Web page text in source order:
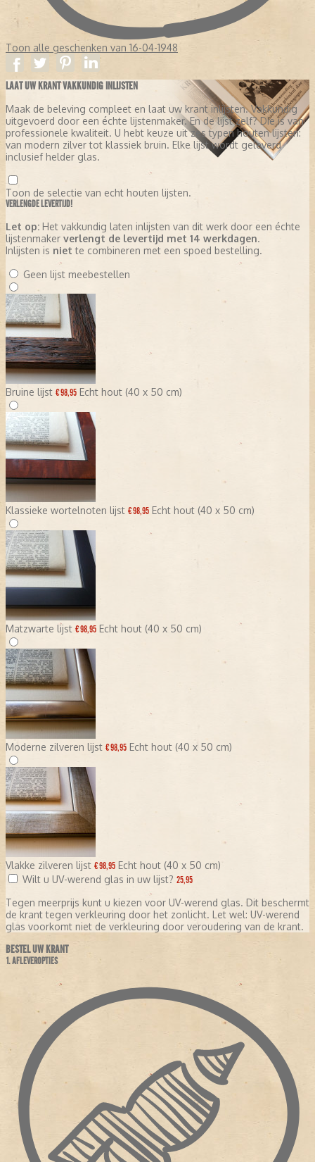
Toon alle geschenken van 16-04-1948
LAAT UW KRANT VAKKUNDIG INLIJSTEN
Maak de beleving compleet en laat uw krant inlijsten. Vakkundig
uitgevoerd door een échte lijstenmaker. En de lijst zelf? Die is van
professionele kwaliteit. U hebt keuze uit zes typen houten lijsten:
van modern zilver tot klassiek bruin. Elke lijst wordt geleverd
inclusief helder glas.
Toon de selectie van echt houten lijsten.
VERLENGDE LEVERTIJD!
Let op: Het vakkundig laten inlijsten van dit werk door een échte
lijstenmaker verlengt de levertijd met 14 werkdagen.
Inlijsten is niet te combineren met een spoed bestelling.
Geen lijst meebestellen
Bruine lijst € 98,95 Echt hout (40 x 50 cm)
Klassieke wortelnoten lijst € 98,95 Echt hout (40 x 50 cm)
Matzwarte lijst € 98,95 Echt hout (40 x 50 cm)
Moderne zilveren lijst € 98,95 Echt hout (40 x 50 cm)
Vlakke zilveren lijst € 98,95 Echt hout (40 x 50 cm)
Wilt u UV-werend glas in uw lijst? 25,95
Tegen meerprijs kunt u kiezen voor UV-werend glas. Dit beschermt
de krant tegen verkleuring door het zonlicht. Let wel: UV-werend
glas voorkomt niet de verkleuring door veroudering van de krant.
BESTEL UW KRANT
1. AFLEVEROPTIES